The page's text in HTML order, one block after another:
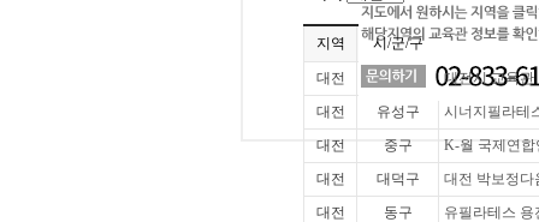
지역 시/군/구
대전
대전시 교육관
대전
유성구
시너지필라테
대전
중구
K-월 국제연합
대전
대덕구
대전 박보정다
대전
동구 유필라테스